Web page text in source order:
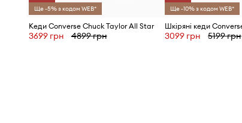
Ще -5% з кодом WEB*
Кеди Converse Chuck Taylor All Star
3699 грн 4899 грн
Ще -10% з кодом WEB*
3099 грн 5199 грн